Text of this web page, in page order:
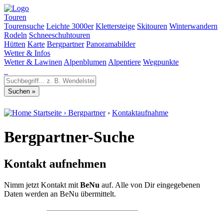
Touren
Tourensuche Leichte 3000er Klettersteige Skitouren Winterwandern
Rodeln Schneeschuhtouren
Hütten Karte Bergpartner Panoramabilder
Wetter & Infos
Wetter & Lawinen Alpenblumen Alpentiere Wegpunkte
Startseite › Bergpartner › Kontaktaufnahme
Bergpartner-Suche
Kontakt aufnehmen
Nimm jetzt Kontakt mit BeNu auf. Alle von Dir eingegebenen
Daten werden an BeNu übermittelt.